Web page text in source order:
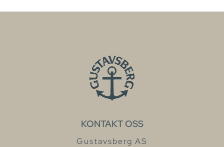
KONTAKT OSS
Gustavsberg AS